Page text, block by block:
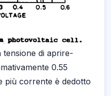
tensione di aprire-
0.55
più corrente è dedotto